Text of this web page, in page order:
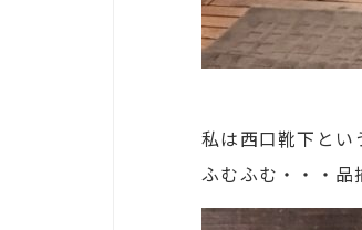
私は西口靴下とい
ふむふむ・・・品